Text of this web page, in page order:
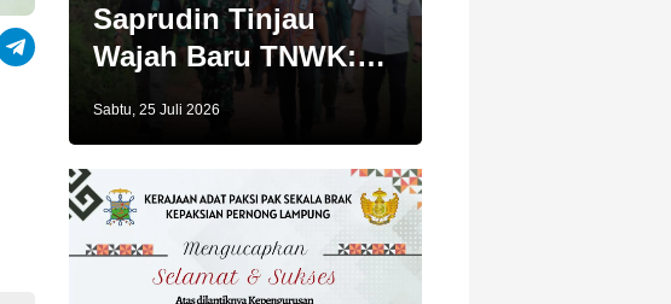
Saprudin Tinjau
Wajah Baru TNWK:
Sabtu, 25 Juli 2026